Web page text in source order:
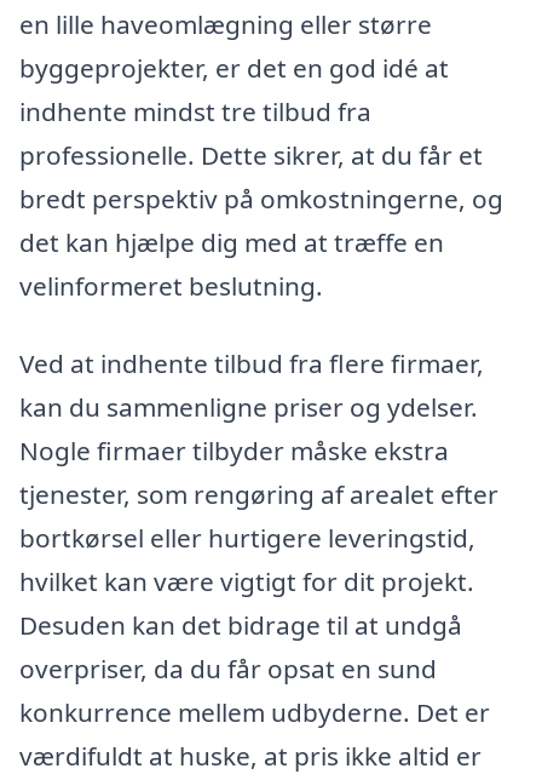
en lille haveomlægning eller større
byggeprojekter, er det en god idé at
indhente mindst tre tilbud fra
professionelle. Dette sikrer, at du får et
bredt perspektiv på omkostningerne, og
det kan hjælpe dig med at træffe en
velinformeret beslutning.
Ved at indhente tilbud fra flere firmaer,
kan du sammenligne priser og ydelser.
Nogle firmaer tilbyder måske ekstra
tjenester, som rengøring af arealet efter
bortkørsel eller hurtigere leveringstid,
hvilket kan være vigtigt for dit projekt.
Desuden kan det bidrage til at undgå
overpriser, da du får opsat en sund
konkurrence mellem udbyderne. Det er
værdifuldt at huske, at pris ikke altid er